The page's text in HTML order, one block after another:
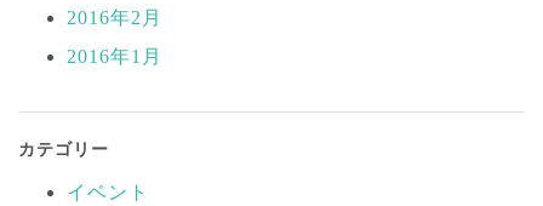
2016年2月
2016年1月
カテゴリー
イベント